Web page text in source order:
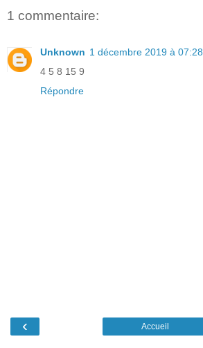
1 commentaire:
Unknown 1 décembre 2019 à 07:28
4 5 8 15 9
Répondre
‹ Accueil